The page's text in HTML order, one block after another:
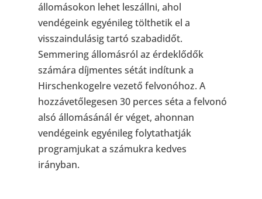
állomásokon lehet leszállni, ahol
vendégeink egyénileg tölthetik el a
visszaindulásig tartó szabadidőt.
Semmering állomásról az érdeklődők
számára díjmentes sétát indítunk a
Hirschenkogelre vezető felvonóhoz. A
hozzávetőlegesen 30 perces séta a felvonó
alsó állomásánál ér véget, ahonnan
vendégeink egyénileg folytathatják
programjukat a számukra kedves
irányban.